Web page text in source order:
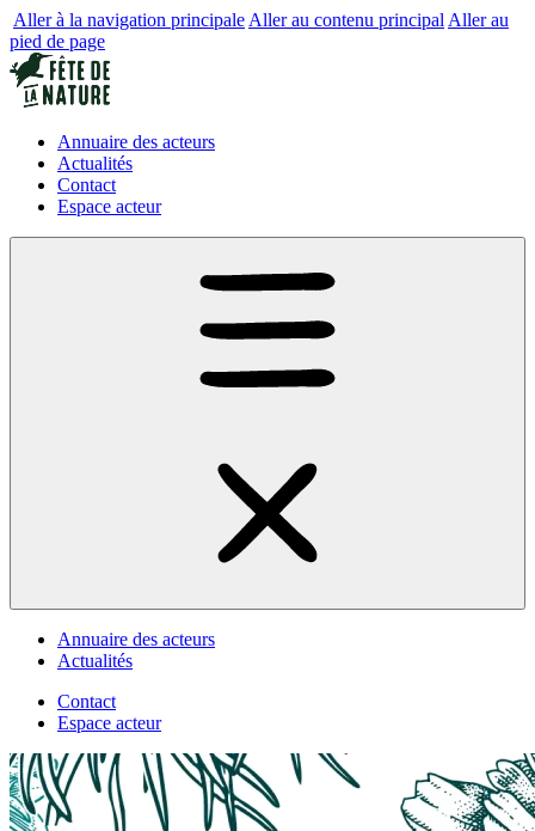
Aller à la navigation principale Aller au contenu principal Aller au
pied de page
Annuaire des acteurs
Actualités
Contact
Espace acteur
Annuaire des acteurs
Actualités
Contact
Espace acteur